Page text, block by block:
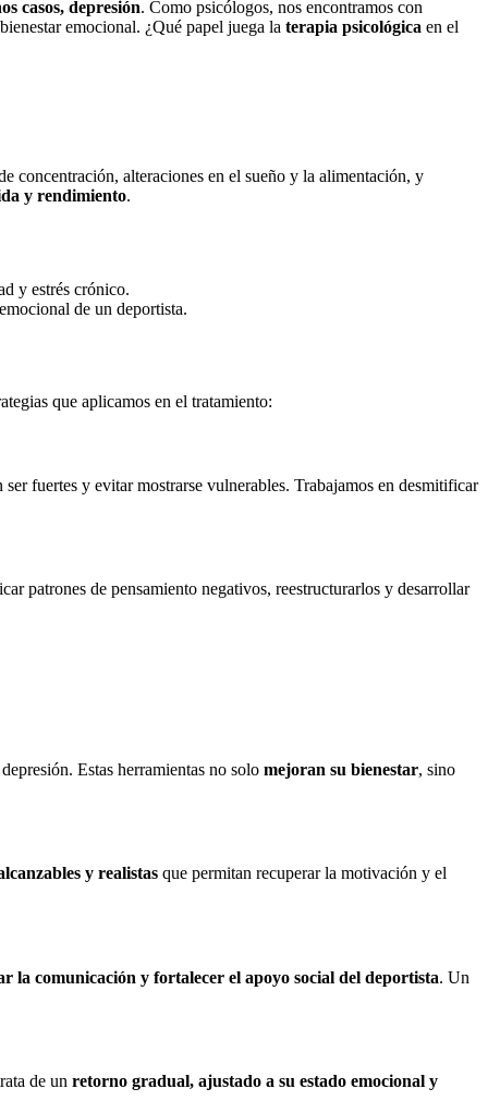
casos, depresión. Como psicólogos, nos encontramos con
emocional. ¿Qué papel juega la terapia psicológica en el
concentración, alteraciones en el sueño y la alimentación, y
y rendimiento.
y estrés crónico.
de un deportista.
que aplicamos en el tratamiento:
fuertes y evitar mostrarse vulnerables. Trabajamos en desmitificar
patrones de pensamiento negativos, reestructurarlos y desarrollar
Estas herramientas no solo mejoran su bienestar, sino
y realistas que permitan recuperar la motivación y el
la comunicación y fortalecer el apoyo social del deportista. Un
de un retorno gradual, ajustado a su estado emocional y